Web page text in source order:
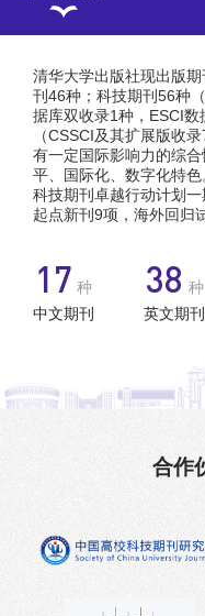
清华大学出版社现出版
刊46种；科技期刊56种
据库双收录1种，ESCI
（CSSCI及其扩展版收
有一定国际影响力的综
平、国际化、数字化特
科技期刊卓越行动计划
起点新刊9项，海外回归
21 种
中文期刊
46 种
英文期刊
合作